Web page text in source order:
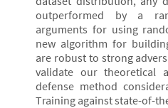
outperformed by a
arguments for using
new algorithm for
are robust to strong
validate our theoretical
defense method
Training against state-of-